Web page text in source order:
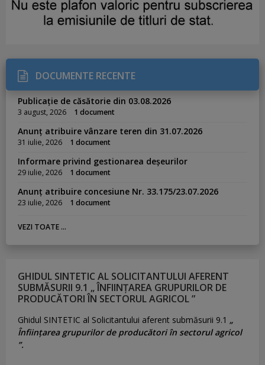
DOCUMENTE RECENTE
Publicație de căsătorie din 03.08.2026
3 august, 2026 1 document
Anunț atribuire vânzare teren din 31.07.2026
31 iulie, 2026 1 document
Informare privind gestionarea deșeurilor
29 iulie, 2026 1 document
Anunț atribuire concesiune Nr. 33.175/23.07.2026
23 iulie, 2026 1 document
VEZI TOATE ...
GHIDUL SINTETIC AL SOLICITANTULUI AFERENT
SUBMĂSURII 9.1 „ ÎNFIINȚAREA GRUPURILOR DE
PRODUCĂTORI ÎN SECTORUL AGRICOL ”
Ghidul SINTETIC al Solicitantului aferent submăsurii 9.1 „
Înființarea grupurilor de producători în sectorul agricol
”.